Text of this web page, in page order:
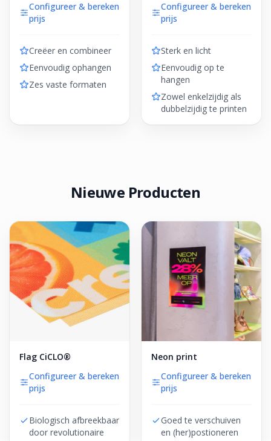
Configureer & bereken
prijs
Creëer en combineer
Eenvoudig ophangen
Zes vaste formaten
Configureer & bereken
prijs
Sterk en licht
Eenvoudig op te
hangen
Zowel enkelzijdig als
dubbelzijdig te printen
Nieuwe Producten
Flag CiCLO®
Configureer & bereken
prijs
Biologisch afbreekbaar
door revolutionaire
Neon print
Configureer & bereken
prijs
Goed te verschuiven
en (her)postioneren